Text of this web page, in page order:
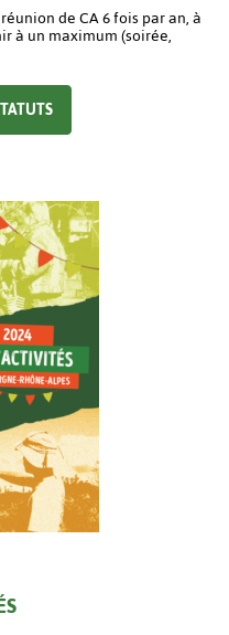
de CA 6 fois par an, à
à un maximum (soirée,